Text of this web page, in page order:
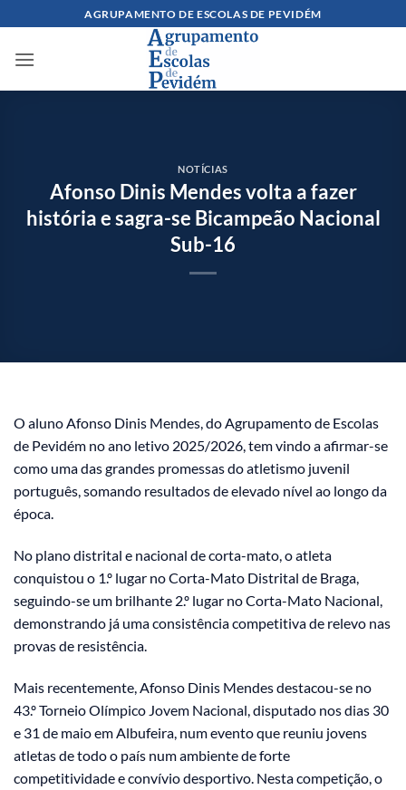
content
AGRUPAMENTO DE ESCOLAS DE PEVIDÉM
NOTÍCIAS
Afonso Dinis Mendes volta a fazer
história e sagra-se Bicampeão Nacional
Sub-16
O aluno Afonso Dinis Mendes, do Agrupamento de Escolas
de Pevidém no ano letivo 2025/2026, tem vindo a afirmar-se
como uma das grandes promessas do atletismo juvenil
português, somando resultados de elevado nível ao longo da
época.
No plano distrital e nacional de corta-mato, o atleta
conquistou o 1.º lugar no Corta-Mato Distrital de Braga,
seguindo-se um brilhante 2.º lugar no Corta-Mato Nacional,
demonstrando já uma consistência competitiva de relevo nas
provas de resistência.
Mais recentemente, Afonso Dinis Mendes destacou-se no
43.º Torneio Olímpico Jovem Nacional, disputado nos dias 30
e 31 de maio em Albufeira, num evento que reuniu jovens
atletas de todo o país num ambiente de forte
competitividade e convívio desportivo. Nesta competição, o